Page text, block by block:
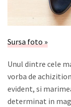
Sursa foto »
Unul dintre cele
vorba de
evident, si
determinat in